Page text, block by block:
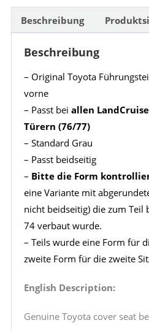
Beschreibung
Beschreibung
– Original Toyota
vorne
– Passt bei allen
Türern (76/77)
– Standard Grau
– Passt beidseitig
– Bitte die Form
eine Variante mit
nicht beidseitig) die zum Teil
74 verbaut wurde.
– Teils wurde eine Form für
zweite Form für die zweite
English Description:
Genuine Toyota cover seat